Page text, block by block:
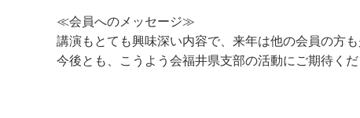
≪会員へのメッセージ≫
講演もとても興味深い内容で、来年は他の会員の方
今後とも、こうよう会福井県支部の活動にご期待くだ